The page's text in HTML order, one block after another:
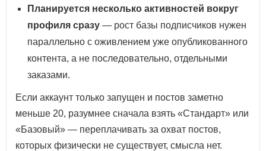
Планируется несколько активностей вокруг
профиля сразу — рост базы подписчиков нужен
параллельно с оживлением уже опубликованного
контента, а не последовательно, отдельными
заказами.
Если аккаунт только запущен и постов заметно
меньше 20, разумнее сначала взять «Стандарт» или
«Базовый» — переплачивать за охват постов,
которых физически не существует, смысла нет.